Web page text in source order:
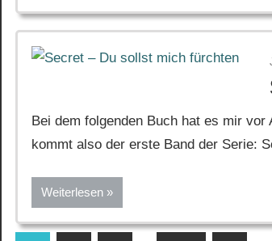
Bei dem folgenden Buch hat es mir
kommt also der erste Band der Serie:
Weiterlesen